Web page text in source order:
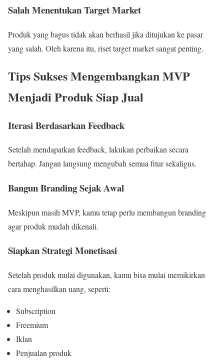
Salah Menentukan Target Market
Produk yang bagus tidak akan berhasil jika ditujukan ke pasar
yang salah. Oleh karena itu, riset target market sangat penting.
Tips Sukses Mengembangkan MVP
Menjadi Produk Siap Jual
Iterasi Berdasarkan Feedback
Setelah mendapatkan feedback, lakukan perbaikan secara
bertahap. Jangan langsung mengubah semua fitur sekaligus.
Bangun Branding Sejak Awal
Meskipun masih MVP, kamu tetap perlu membangun branding
agar produk mudah dikenali.
Siapkan Strategi Monetisasi
Setelah produk mulai digunakan, kamu bisa mulai memikirkan
cara menghasilkan uang, seperti:
Subscription
Freemium
Iklan
Penjualan produk